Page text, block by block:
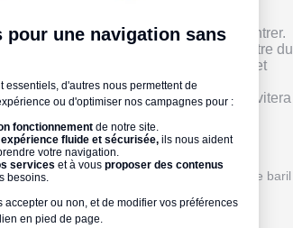
au diamètre de la sortie.
découpé pour empêcher les débris d'entrer.
10 cm du bas du baril, adapté au diamètre du
et
pour évacuer l'excès d'eau. Cela évitera
d'eau. Si l'eau gèle à l'intérieur, le baril